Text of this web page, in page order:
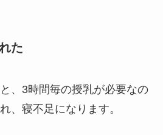
た
、3時間毎の授乳が必要なの
、寝不足になります。